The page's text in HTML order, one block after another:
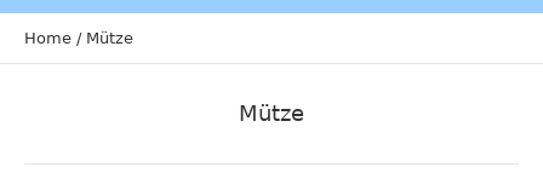
Home / Mütze
Mütze